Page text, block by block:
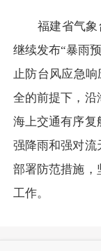
福建省气象台
继续发布“暴雨
止防台风应急
全的前提下，沿
海上交通有序复
强降雨和强对流
部署防范措施，
工作。